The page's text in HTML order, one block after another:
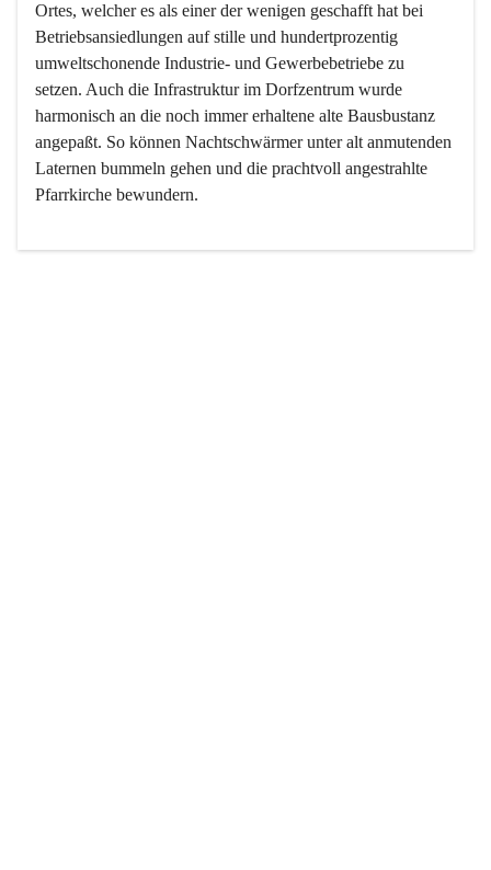
Ortes, welcher es als einer der wenigen geschafft hat bei
Betriebsansiedlungen auf stille und hundertprozentig
umweltschonende Industrie- und Gewerbebetriebe zu
setzen. Auch die Infrastruktur im Dorfzentrum wurde
harmonisch an die noch immer erhaltene alte Bausbustanz
angepaßt. So können Nachtschwärmer unter alt anmutenden
Laternen bummeln gehen und die prachtvoll angestrahlte
Pfarrkirche bewundern.
Der Weinbau dominert heute nicht mehr, ist aber integrativer